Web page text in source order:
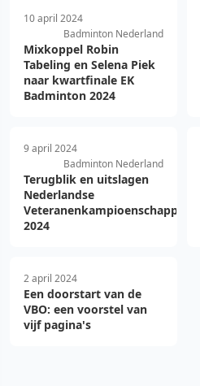
10 april 2024
Badminton Nederland
Mixkoppel Robin
Tabeling en Selena Piek
naar kwartfinale EK
Badminton 2024
9 april 2024
Badminton Nederland
Terugblik en uitslagen
Nederlandse
Veteranenkampioenschappen
2024
2 april 2024
Een doorstart van de
VBO: een voorstel van
vijf pagina's